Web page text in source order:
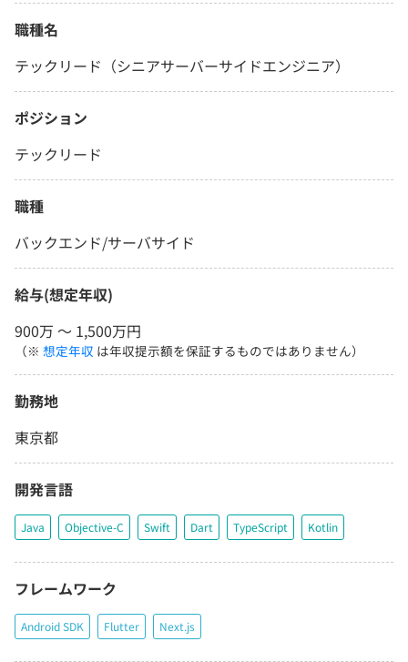
職種名
テックリード（シニアサーバーサイドエンジニア）
ポジション
テックリード
職種
バックエンド/サーバサイド
給与(想定年収)
900万 〜 1,500万円
（※ 想定年収 は年収提示額を保証するものではありません）
勤務地
東京都
開発言語
Java Objective-C Swift Dart TypeScript Kotlin
フレームワーク
Android SDK Flutter Next.js